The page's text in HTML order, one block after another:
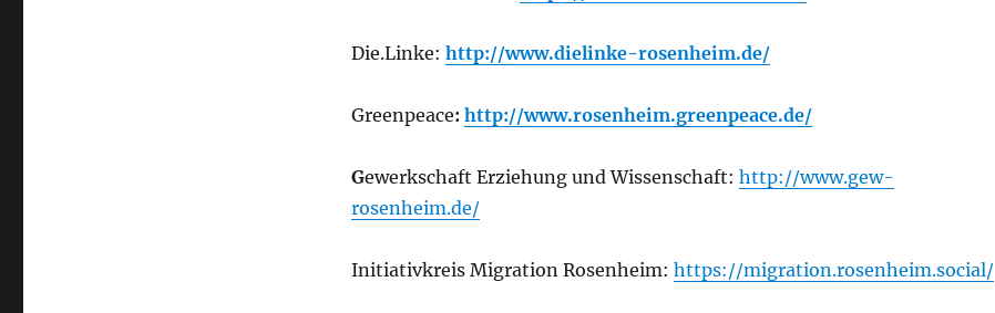
Die.Linke: http://www.dielinke-rosenheim.de/
Greenpeace: http://www.rosenheim.greenpeace.de/
Gewerkschaft Erziehung und Wissenschaft: http://www.gew-
rosenheim.de/
Initiativkreis Migration Rosenheim: https://migration.rosenheim.social/